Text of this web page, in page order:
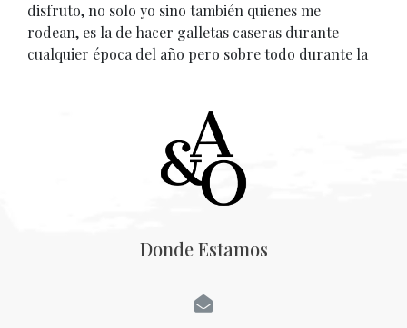
disfruto, no solo yo sino también quienes me
rodean, es la de hacer galletas caseras durante
cualquier época del año pero sobre todo durante la
Donde Estamos